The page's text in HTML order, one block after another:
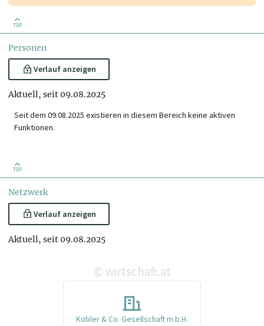
TOP
Personen
Verlauf anzeigen
Aktuell, seit 09.08.2025
Seit dem 09.08.2025 existieren in diesem Bereich keine aktiven
Funktionen.
TOP
Netzwerk
Verlauf anzeigen
Aktuell, seit 09.08.2025
© wirtschaft.at
Kobler & Co. Gesellschaft m.b.H.